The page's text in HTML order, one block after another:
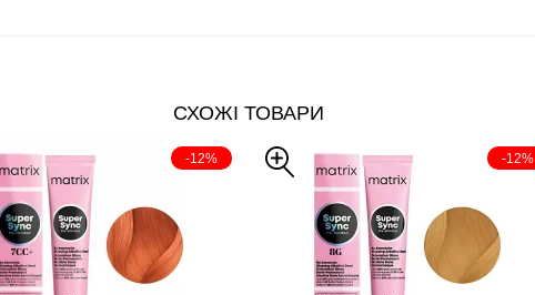
СХОЖІ ТОВАРИ
-12% -12%